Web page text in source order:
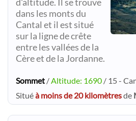
d'altitude. Il se trouve
dans les monts du
Cantal et il est situé
sur la ligne de crête
entre les vallées de la
Cère et de la Jordanne.
Sommet /Altitude: 1690 / 15 -
Situéà moins de 20 kilomètresde